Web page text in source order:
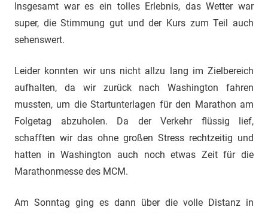
Insgesamt war es ein tolles Erlebnis, das Wetter war
super, die Stimmung gut und der Kurs zum Teil auch
sehenswert.
Leider konnten wir uns nicht allzu lang im Zielbereich
aufhalten, da wir zurück nach Washington fahren
mussten, um die Startunterlagen für den Marathon am
Folgetag abzuholen. Da der Verkehr flüssig lief,
schafften wir das ohne großen Stress rechtzeitig und
hatten in Washington auch noch etwas Zeit für die
Marathonmesse des MCM.
Am Sonntag ging es dann über die volle Distanz in